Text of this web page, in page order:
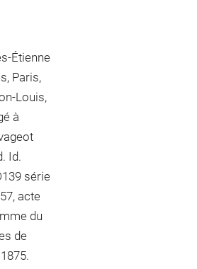
Étienne
Paris,
Louis,
à
Id.
série
acte
du
de